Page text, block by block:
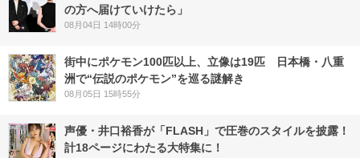
の方へ届けていけたら」
08月04日 14時00分
街中にポケモン100匹以上、立像は19匹 日本橋・八重
洲で“伝説のポケモン”を巡る謎解き
08月05日 15時55分
声優・井口裕香が「FLASH」で圧巻のスタイルを披露！
計18ページにわたる大特集に！